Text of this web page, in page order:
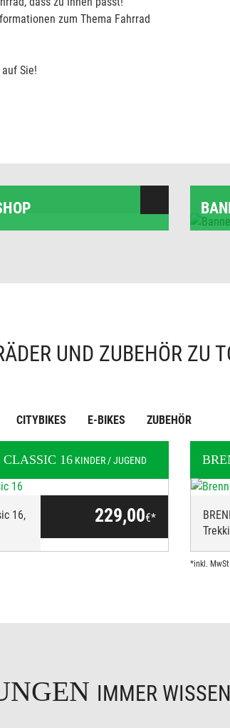
zum Thema Fahrrad
Sie!
UND ZUBEHÖR ZU
CITYBIKES E-BIKES ZUBEHÖR
CLASSIC 16 KINDER / JUGEND
16,
229,00€*
*inkl. MwSt
IMMER